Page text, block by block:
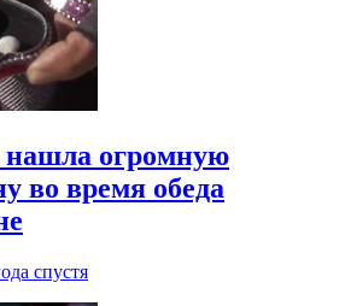
огромную
во время обеда
спустя